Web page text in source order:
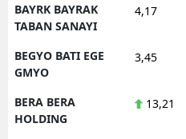
BAYRK BAYRAK
TABAN SANAYI
4,17
BEGYO BATI EGE
GMYO
3,45
BERA BERA
HOLDING
13,21